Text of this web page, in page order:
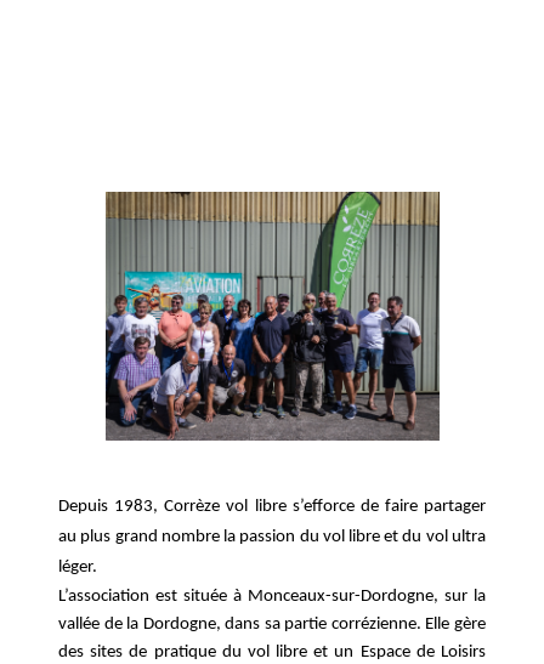
Depuis 1983, Corrèze vol libre s’efforce de faire partager
au plus grand nombre la passion du vol libre et du vol ultra
léger.
L’association est située à Monceaux-sur-Dordogne, sur la
vallée de la Dordogne, dans sa partie corrézienne. Elle gère
des sites de pratique du vol libre et un Espace de Loisirs